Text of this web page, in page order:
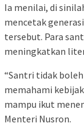
Ia menilai, di
mencetak
tersebut. Para
meningkatkan
“Santri tidak
memahami
mampu ikut
Menteri Nusron.